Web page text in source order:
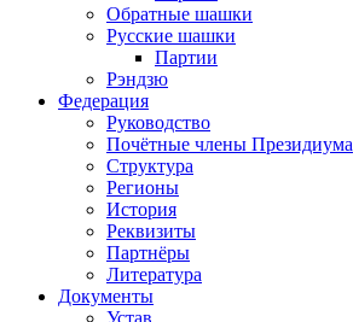
Обратные шашки
Русские шашки
Партии
Рэндзю
Федерация
Руководство
Почётные члены Президиума
Структура
Регионы
История
Реквизиты
Партнёры
Литература
Документы
Устав